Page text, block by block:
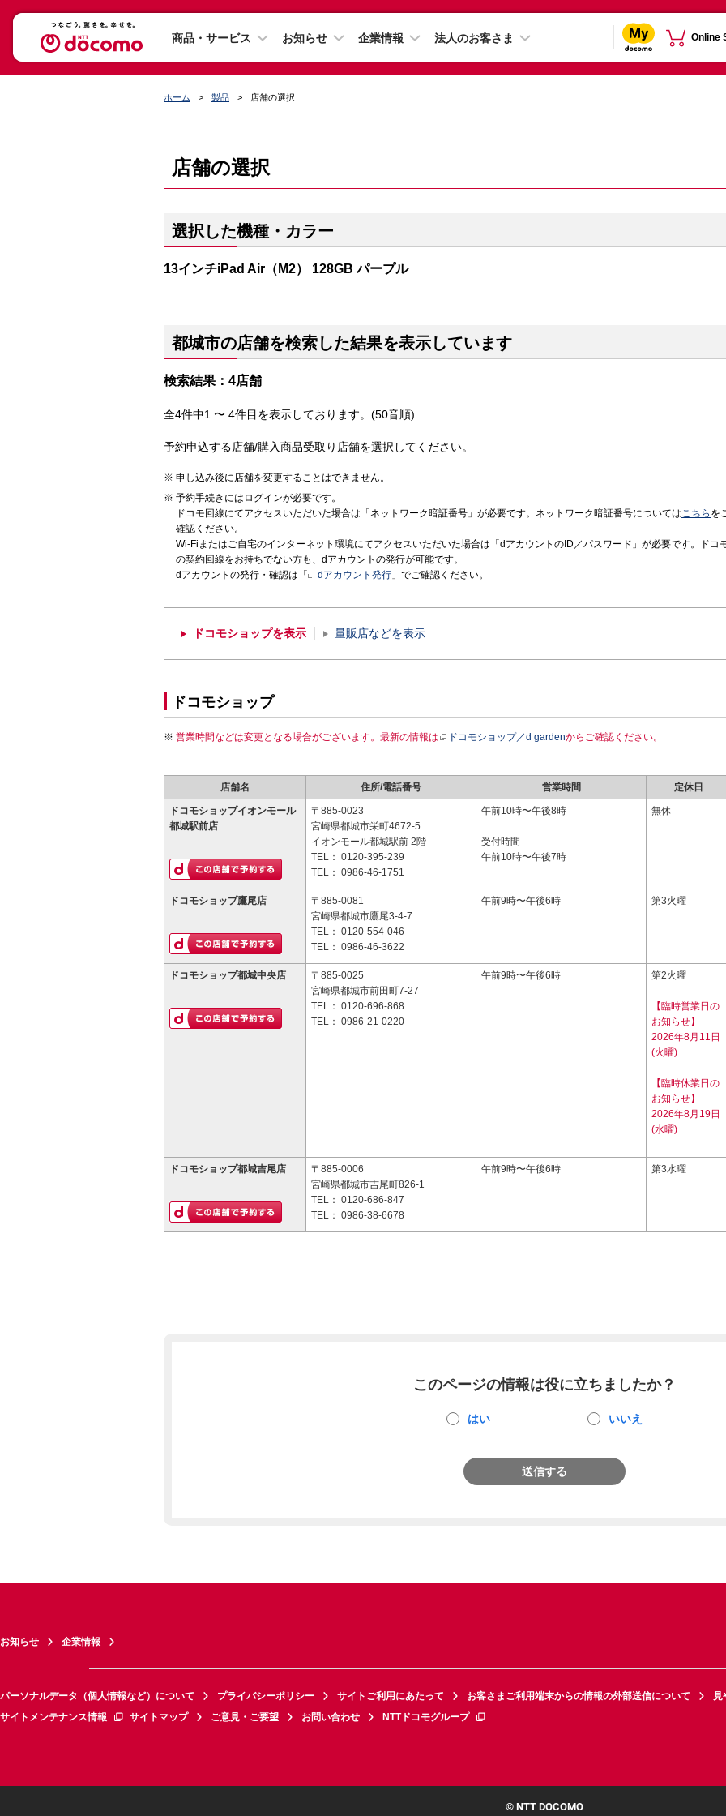
商品・サービス お知らせ 企業情報 法人のお客さま Online
ホーム 製品 店舗の選択
店舗の選択
選択した機種・カラー
13インチiPad Air（M2） 128GB パープル
都城市の店舗を検索した結果を表示しています
検索結果：4店舗
全4件中1 〜 4件目を表示しております。(50音順)
予約申込する店舗/購入商品受取り店舗を選択してください。
申し込み後に店舗を変更することはできません。
予約手続きにはログインが必要です。
ドコモ回線にてアクセスいただいた場合は「ネットワーク暗証番号」が必要です。ネットワーク暗証番号についてはこちら を
確認ください。
Wi-Fiまたはご自宅のインターネット環境にてアクセスいただいた場合は「dアカウントのID／パスワード」が必要です。ドコ
の契約回線をお持ちでない方も、dアカウントの発行が可能です。
dアカウントの発行・確認は「
dアカウント発行 」でご確認ください。
ドコモショップを表示 量販店などを表示
ドコモショップ
営業時間などは変更となる場合がございます。最新の情報は ドコモショップ／d gardenからご確認ください。
店舗名 住所/電話番号 営業時間 定休日
ドコモショップイオンモール
都城駅前店
〒885-0023
宮崎県都城市栄町4672-5
イオンモール都城駅前 2階
TEL： 0120-395-239
TEL： 0986-46-1751
午前10時〜午後8時
受付時間
午前10時〜午後7時
無休
ドコモショップ鷹尾店
〒885-0081
宮崎県都城市鷹尾3-4-7
TEL： 0120-554-046
TEL： 0986-46-3622
午前9時〜午後6時 第3火曜
ドコモショップ都城中央店
〒885-0025
宮崎県都城市前田町7-27
TEL： 0120-696-868
TEL： 0986-21-0220
午前9時〜午後6時 第2火曜
【臨時営業日の
お知らせ】
2026年8月11日
(火曜)
【臨時休業日の
お知らせ】
2026年8月19日
(水曜)
ドコモショップ都城吉尾店
〒885-0006
宮崎県都城市吉尾町826-1
TEL： 0120-686-847
TEL： 0986-38-6678
午前9時〜午後6時 第3水曜
このページの情報は役に立ちましたか？
はい いいえ
送信する
お知らせ 企業情報
パーソナルデータ（個人情報など）について プライバシーポリシー サイトご利用にあたって お客さまご利用端末からの情報の外部送信について
見
サイトメンテナンス情報
サイトマップ ご意見・ご要望 お問い合わせ NTTドコモグループ
© NTT DOCOMO